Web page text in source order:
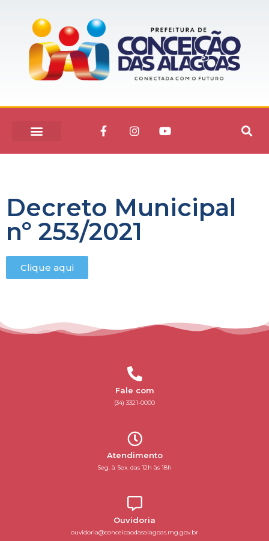
Decreto Municipal
nº 253/2021
Clique aqui
Fale com
(34) 3321-0000
Atendimento
Seg. à Sex. das 12h às 18h
Ouvidoria
ouvidoria@conceicaodasalagoas.mg.gov.br